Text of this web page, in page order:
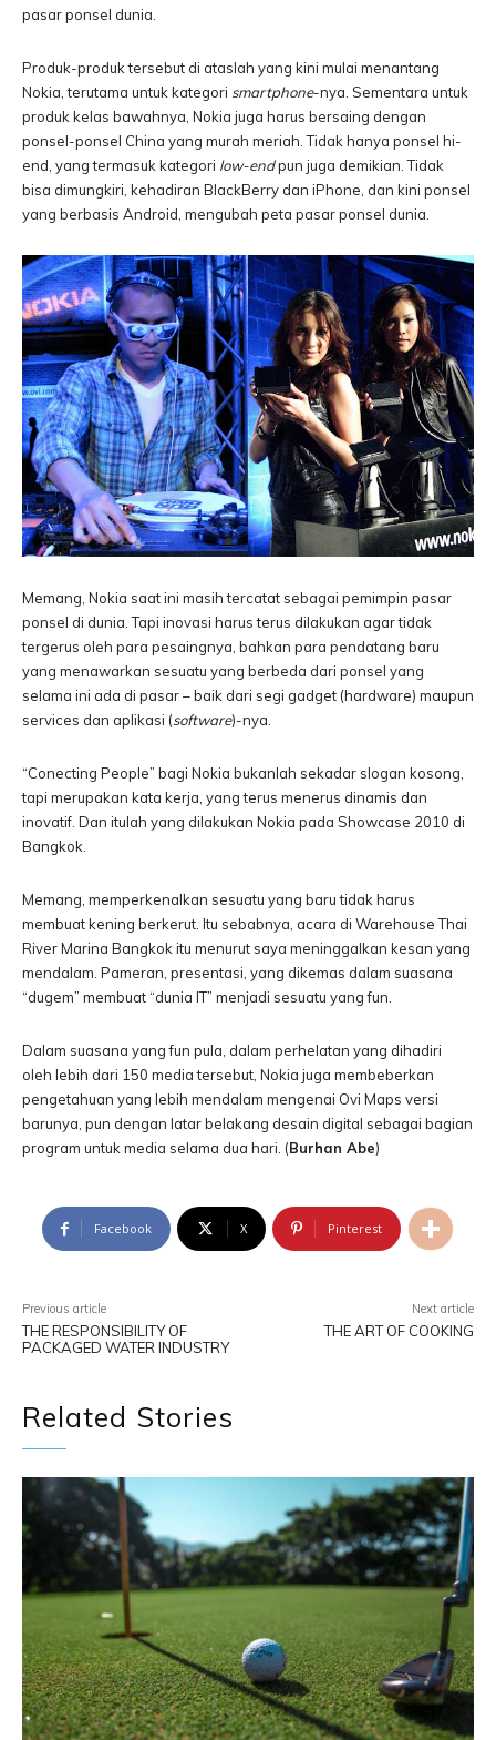
pasar ponsel dunia.
Produk-produk tersebut di ataslah yang kini mulai menantang
Nokia, terutama untuk kategori smartphone-nya. Sementara untuk
produk kelas bawahnya, Nokia juga harus bersaing dengan
ponsel-ponsel China yang murah meriah. Tidak hanya ponsel hi-
end, yang termasuk kategori low-endpun juga demikian. Tidak
bisa dimungkiri, kehadiran BlackBerry dan iPhone, dan kini ponsel
yang berbasis Android, mengubah peta pasar ponsel dunia.
Memang, Nokia saat ini masih tercatat sebagai pemimpin pasar
ponsel di dunia. Tapi inovasi harus terus dilakukan agar tidak
tergerus oleh para pesaingnya, bahkan para pendatang baru
yang menawarkan sesuatu yang berbeda dari ponsel yang
selama ini ada di pasar – baik dari segi gadget (hardware) maupun
services dan aplikasi (software)-nya.
“Conecting People” bagi Nokia bukanlah sekadar slogan kosong,
tapi merupakan kata kerja, yang terus menerus dinamis dan
inovatif. Dan itulah yang dilakukan Nokia pada Showcase 2010 di
Bangkok.
Memang, memperkenalkan sesuatu yang baru tidak harus
membuat kening berkerut. Itu sebabnya, acara di Warehouse Thai
River Marina Bangkok itu menurut saya meninggalkan kesan yang
mendalam. Pameran, presentasi, yang dikemas dalam suasana
“dugem” membuat “dunia IT” menjadi sesuatu yang fun.
Dalam suasana yang fun pula, dalam perhelatan yang dihadiri
oleh lebih dari 150 media tersebut, Nokia juga membeberkan
pengetahuan yang lebih mendalam mengenai Ovi Maps versi
barunya, pun dengan latar belakang desain digital sebagai bagian
program untuk media selama dua hari. (Burhan Abe)
Facebook X Pinterest
Previous article
THE RESPONSIBILITY OF
PACKAGED WATER INDUSTRY
Next article
THE ART OF COOKING
Related Stories